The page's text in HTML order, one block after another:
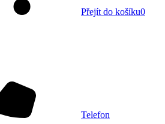
Přejít do košíku0
Telefon